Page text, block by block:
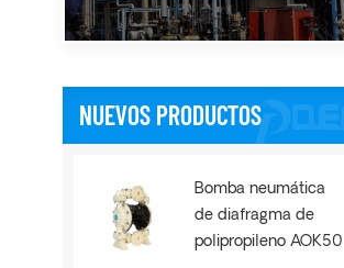
NUEVOS PRODUCTOS
Bomba neumática
de diafragma de
polipropileno AOK50